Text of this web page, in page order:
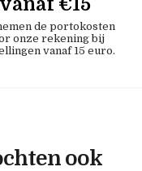
de portokosten
onze rekening bij
vanaf 15 euro.
ook